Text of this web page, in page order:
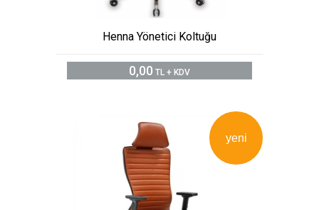
Henna Yönetici Koltuğu
0,00 TL + KDV
yeni